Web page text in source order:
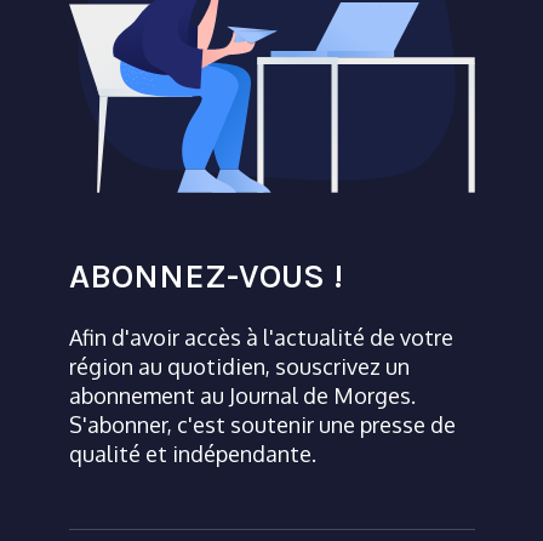
ABONNEZ-VOUS !
Afin d'avoir accès à l'actualité de votre
région au quotidien, souscrivez un
abonnement au Journal de Morges.
S'abonner, c'est soutenir une presse de
qualité et indépendante.